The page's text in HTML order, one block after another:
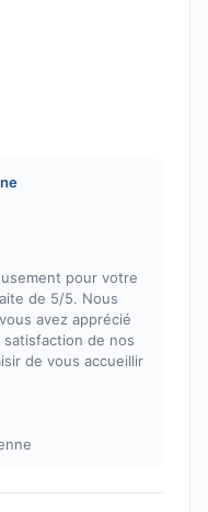
pour votre
de 5/5. Nous
avez apprécié
de nos
de vous accueillir